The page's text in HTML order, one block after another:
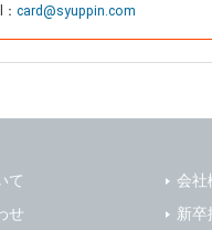
card@syuppin.com
て
せ
会社
新卒